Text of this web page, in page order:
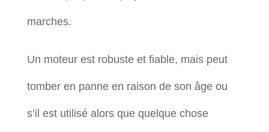
marches.
Un moteur est robuste et fiable, mais peut
tomber en panne en raison de son âge ou
s’il est utilisé alors que quelque chose